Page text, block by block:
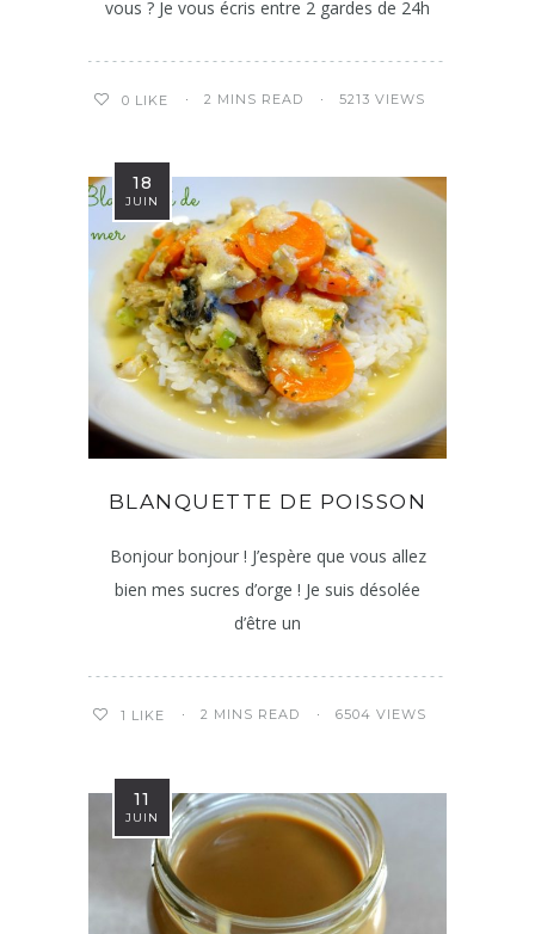
vous ? Je vous écris entre 2 gardes de 24h
0 LIKE 2 MINS READ 5213 VIEWS
18
JUIN
BLANQUETTE DE POISSON
Bonjour bonjour ! J’espère que vous allez
bien mes sucres d’orge ! Je suis désolée
d’être un
1 LIKE 2 MINS READ 6504 VIEWS
11
JUIN